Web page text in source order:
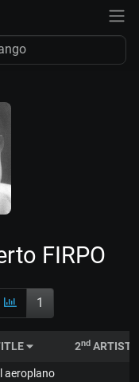
FIRPO
1
2nd ARTIST
aeroplano